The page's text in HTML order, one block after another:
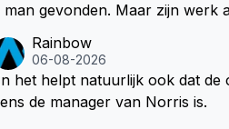
gevonden. Maar zijn werk als teammanager bij he
gemaakt. Voor mij persoonlijk
als analist. En dat is
3. Hij blijft sympathiek, maar zijn werk als spec
Rainbow
06-08-2026
het helpt natuurlijk ook dat de
de manager van Norris is.